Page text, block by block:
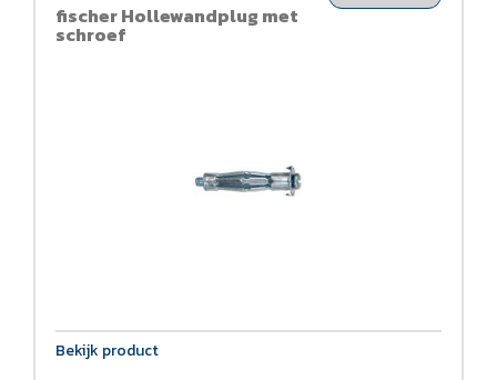
fischer Hollewandplug met
schroef
Bekijk product